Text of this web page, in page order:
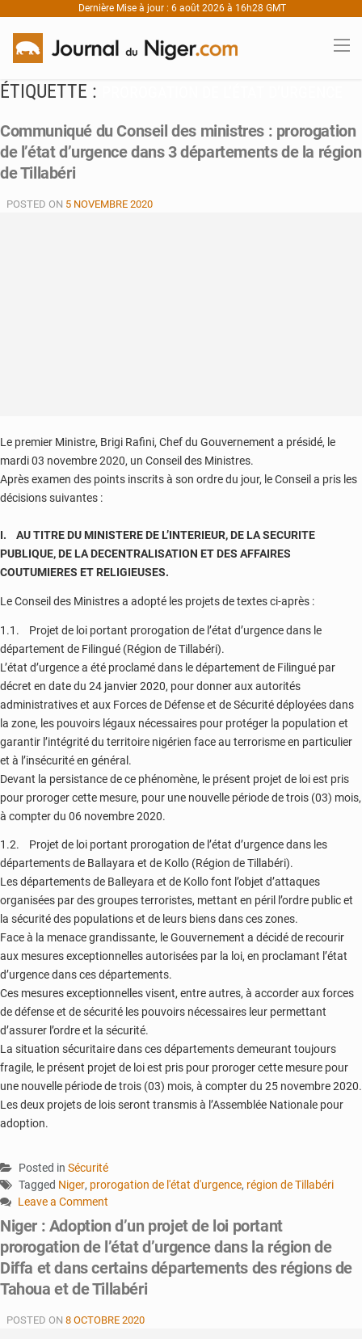
Dernière Mise à jour : 6 août 2026 à 16h28 GMT
ÉTIQUETTE :
Communiqué du Conseil des ministres : prorogation
de l’état d’urgence dans 3 départements de la région
de Tillabéri
POSTED ON 5 NOVEMBRE 2020
Le premier Ministre, Brigi Rafini, Chef du Gouvernement a présidé, le
mardi 03 novembre 2020, un Conseil des Ministres.
Après examen des points inscrits à son ordre du jour, le Conseil a pris les
décisions suivantes :
I. AU TITRE DU MINISTERE DE L’INTERIEUR, DE LA SECURITE
PUBLIQUE, DE LA DECENTRALISATION ET DES AFFAIRES
COUTUMIERES ET RELIGIEUSES.
Le Conseil des Ministres a adopté les projets de textes ci-après :
1.1. Projet de loi portant prorogation de l’état d’urgence dans le
département de Filingué (Région de Tillabéri).
L’état d’urgence a été proclamé dans le département de Filingué par
décret en date du 24 janvier 2020, pour donner aux autorités
administratives et aux Forces de Défense et de Sécurité déployées dans
la zone, les pouvoirs légaux nécessaires pour protéger la population et
garantir l’intégrité du territoire nigérien face au terrorisme en particulier
et à l’insécurité en général.
Devant la persistance de ce phénomène, le présent projet de loi est pris
pour proroger cette mesure, pour une nouvelle période de trois (03) mois,
à compter du 06 novembre 2020.
1.2. Projet de loi portant prorogation de l’état d’urgence dans les
départements de Ballayara et de Kollo (Région de Tillabéri).
Les départements de Balleyara et de Kollo font l’objet d’attaques
organisées par des groupes terroristes, mettant en péril l’ordre public et
la sécurité des populations et de leurs biens dans ces zones.
Face à la menace grandissante, le Gouvernement a décidé de recourir
aux mesures exceptionnelles autorisées par la loi, en proclamant l’état
d’urgence dans ces départements.
Ces mesures exceptionnelles visent, entre autres, à accorder aux forces
de défense et de sécurité les pouvoirs nécessaires leur permettant
d’assurer l’ordre et la sécurité.
La situation sécuritaire dans ces départements demeurant toujours
fragile, le présent projet de loi est pris pour proroger cette mesure pour
une nouvelle période de trois (03) mois, à compter du 25 novembre 2020.
Les deux projets de lois seront transmis à l’Assemblée Nationale pour
adoption.
Posted in Sécurité
Tagged Niger, prorogation de l'état d'urgence, région de Tillabéri
Leave a Comment
Communiqué
du
Conseil
des
:
Niger : Adoption d’un projet de loi portant
prorogation de l’état d’urgence dans la région de
Diffa et dans certains départements des régions de
Tahoua et de Tillabéri
POSTED ON 8 OCTOBRE 2020